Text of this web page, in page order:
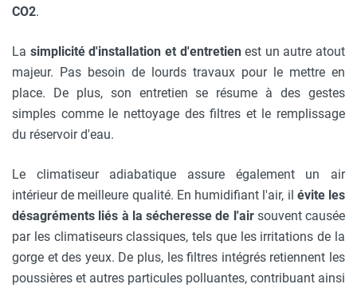
CO2.
La simplicité d'installation et d'entretienest un autre atout
majeur. Pas besoin de lourds travaux pour le mettre en
place. De plus, son entretien se résume à des gestes
simples comme le nettoyage des filtres et le remplissage
du réservoir d'eau.
Le climatiseur adiabatique assure également un air
intérieur de meilleure qualité. En humidifiant l'air, il évite les
désagréments liés à la sécheresse de l'air souvent causée
par les climatiseurs classiques, tels que les irritations de la
gorge et des yeux. De plus, les filtres intégrés retiennent les
poussières et autres particules polluantes, contribuant ainsi